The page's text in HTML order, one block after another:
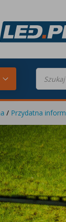
Darmowa
LED
LED do
/ Przydatna